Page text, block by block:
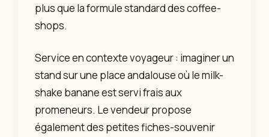
plus que la formule standard des coffee-
shops.
Service en contexte voyageur : imaginer un
stand sur une place andalouse où le milk-
shake banane est servi frais aux
promeneurs. Le vendeur propose
également des petites fiches-souvenir